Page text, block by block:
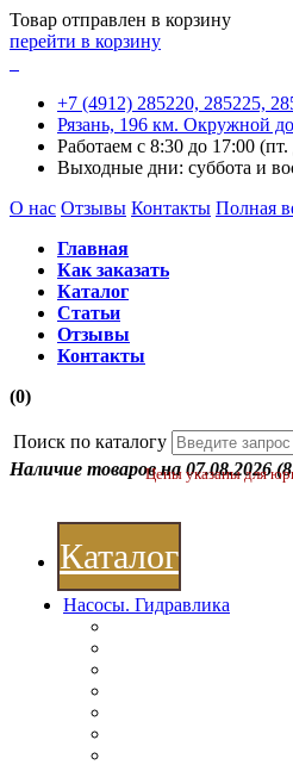
Товар отправлен в корзину
перейти в корзину
+7 (4912) 285220, 285225,
Рязань, 196 км. Окружной
Работаем с 8:30 до 17:00
Выходные дни: суббота и
О нас Отзывы Контакты Полная
Главная
Как заказать
Каталог
Статьи
Отзывы
Контакты
(0)
Поиск по каталогу
Наличие товаров на 07.08.2026
Цены указаны для
Каталог
Насосы. Гидравлика